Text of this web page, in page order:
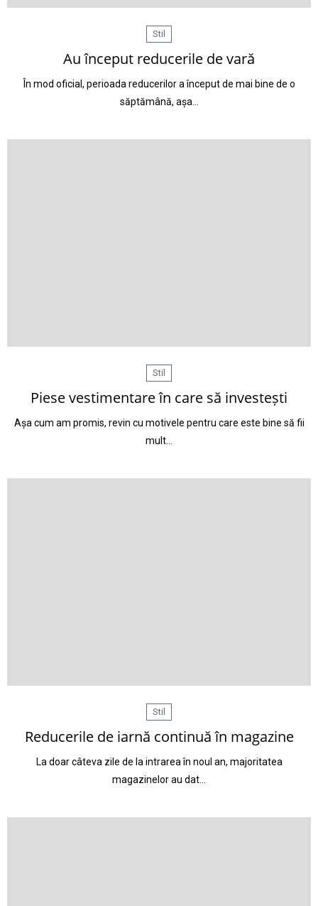
Stil
Au început reducerile de vară
În mod oficial, perioada reducerilor a început de mai bine de o
săptămână, așa…
Stil
Piese vestimentare în care să investești
Așa cum am promis, revin cu motivele pentru care este bine să fii
mult…
Stil
Reducerile de iarnă continuă în magazine
La doar câteva zile de la intrarea în noul an, majoritatea
magazinelor au dat…